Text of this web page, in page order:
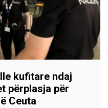
kufitare ndaj
përplasja për
Ceuta